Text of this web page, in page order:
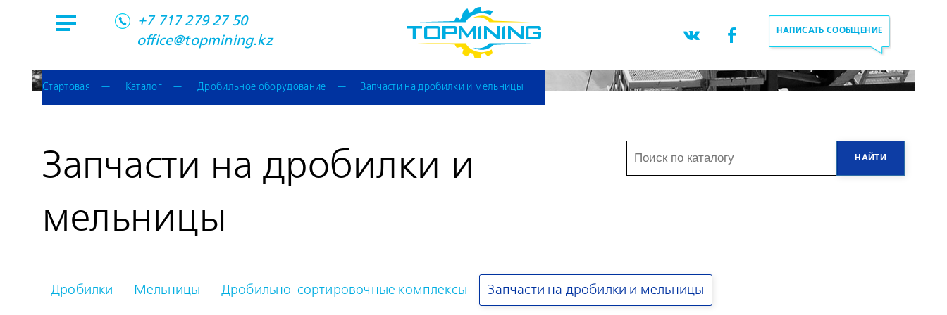
+7 717 279 27 50
office@topmining.kz
НАПИСАТЬ СООБЩЕНИЕ
Стартовая Каталог Дробильное оборудование Запчасти на дробилки и мельницы
Запчасти на дробилки и
мельницы
Дробилки Мельницы Дробильно-сортировочные комплексы Запчасти на дробилки и мельницы